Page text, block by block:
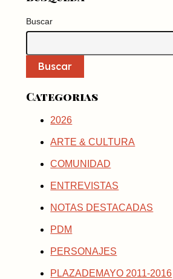
Buscar
Buscar
Categorias
2026
ARTE & CULTURA
COMUNIDAD
ENTREVISTAS
NOTAS DESTACADAS
PDM
PERSONAJES
PLAZADEMAYO 2011-2016